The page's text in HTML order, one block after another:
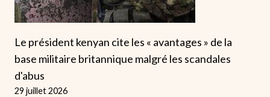
Le président kenyan cite les « avantages » de la
base militaire britannique malgré les scandales
d'abus
29 juillet 2026